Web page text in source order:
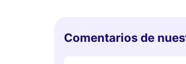
Comentarios de